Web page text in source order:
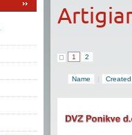
1 2
Name Created